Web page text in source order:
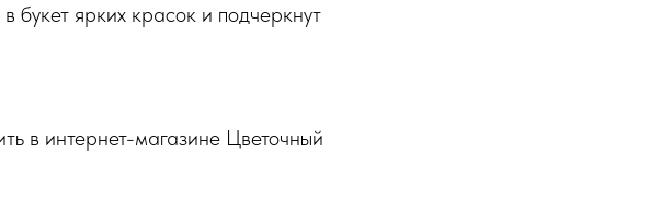
букет ярких красок и подчеркнут
в интернет-магазине Цветочный